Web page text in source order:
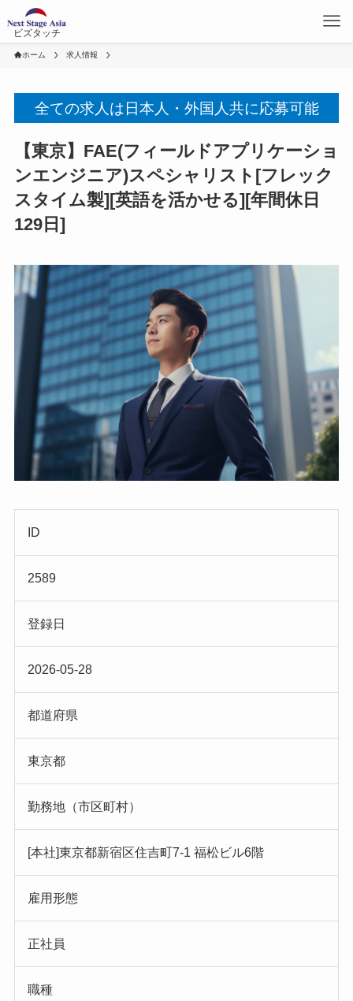
ビズタッチ
ホーム 求人情報
全ての求人は日本人・外国人共に応募可能
【東京】FAE(フィールドアプリケーショ
ンエンジニア)スペシャリスト[フレック
スタイム製][英語を活かせる][年間休日
129日]
ID
2589
登録日
2026-05-28
都道府県
東京都
勤務地（市区町村）
[本社]東京都新宿区住吉町7-1 福松ビル6階
雇用形態
正社員
職種